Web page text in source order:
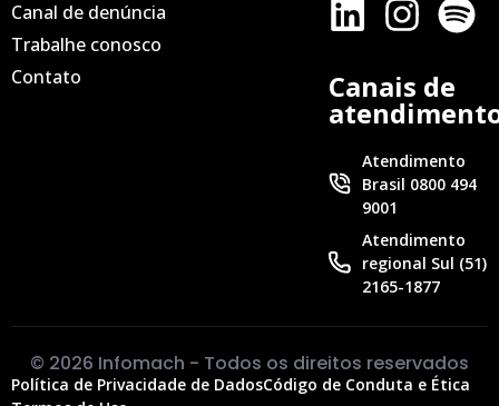
Canal de denúncia
Trabalhe conosco
Contato
Canais de
Atendimento
Brasil 0800 494
9001
Atendimento
regional Sul (51)
2165-1877
© 2026 Infomach - Todos os direitos reservados
Política de Privacidade de DadosCódigo de Conduta e Ética